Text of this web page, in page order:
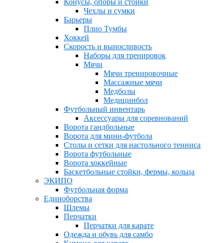
Чехлы и сумки
Барьеры
Плио Тумбы
Хоккей
Скорость и выносливость
Наборы для тренировок
Мячи
Мячи тренировочные
Массажные мячи
Медболы
Медицинбол
Футбольный инвентарь
Аксессуары для соревнований
Ворота гандбольные
Ворота для мини-футбола
Столы и сетки для настольного тенниса
Ворота футбольные
Ворота хоккейные
Баскетбольные стойки, фермы, кольца
ЭКИПО
Футбольная форма
Единоборства
Шлемы
Перчатки
Перчатки для карате
Одежда и обувь для самбо